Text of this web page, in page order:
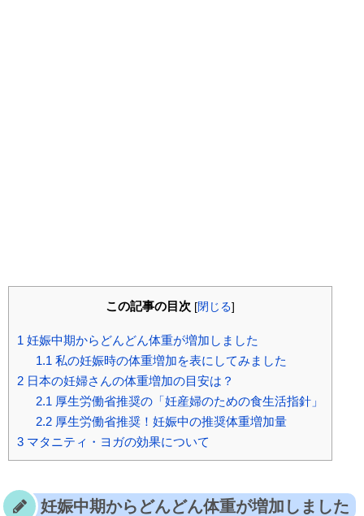
この記事の目次 [閉じる]
1 妊娠中期からどんどん体重が増加しました
1.1 私の妊娠時の体重増加を表にしてみました
2 日本の妊婦さんの体重増加の目安は？
2.1 厚生労働省推奨の「妊産婦のための食生活指針」
2.2厚生労働省推奨！妊娠中の推奨体重増加量
3 マタニティ・ヨガの効果について
妊娠中期からどんどん体重が増加しました